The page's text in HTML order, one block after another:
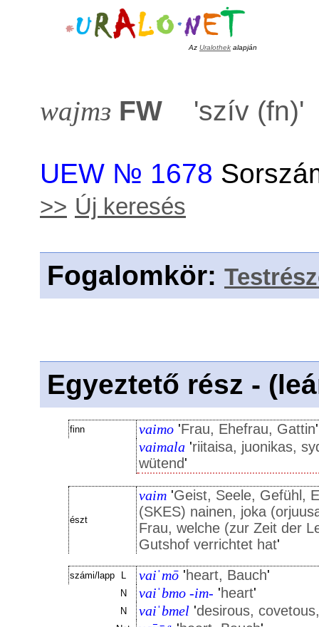
Az Uralothek alapján
wajmɜ FW 'szív (fn)'
UEW № 1678
>> Új keresés
Fogalomkör:
Egyeztető rész -
finn vaimo 'Frau, Ehefrau, Gattin'
vaimala 'riitaisa, juonikas,
wütend'
észt
vaim 'Geist, Seele, Gefühl,
(SKES) nainen, joka
Frau, welche (zur Zeit der
Gutshof verrichtet hat'
számi/lapp L vaiˈmō 'heart, Bauch'
N vaiˈbmo -im- 'heart'
N vaiˈbmel 'desirous,